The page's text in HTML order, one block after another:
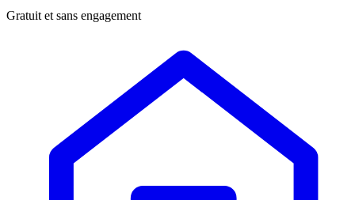
Gratuit et sans engagement